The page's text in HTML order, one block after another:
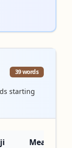
39words
starting
Meaning